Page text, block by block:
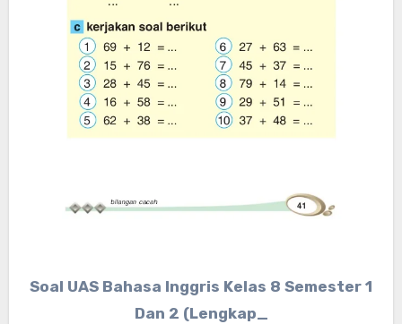
Soal UAS Bahasa Inggris Kelas 8 Semester 1
Dan 2 (Lengkap_